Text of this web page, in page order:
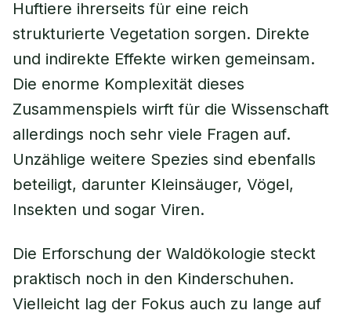
Huftiere ihrerseits für eine reich
strukturierte Vegetation sorgen. Direkte
und indirekte Effekte wirken gemeinsam.
Die enorme Komplexität dieses
Zusammenspiels wirft für die Wissenschaft
allerdings noch sehr viele Fragen auf.
Unzählige weitere Spezies sind ebenfalls
beteiligt, darunter Kleinsäuger, Vögel,
Insekten und sogar Viren.
Die Erforschung der Waldökologie steckt
praktisch noch in den Kinderschuhen.
Vielleicht lag der Fokus auch zu lange auf